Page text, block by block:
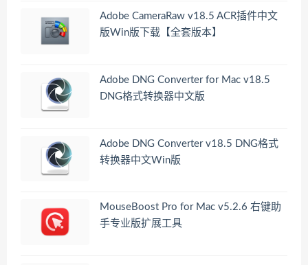
Adobe CameraRaw v18.5 ACR插件中文
版Win版下载【全套版本】
Adobe DNG Converter for Mac v18.5
DNG格式转换器中文版
Adobe DNG Converter v18.5 DNG格式
转换器中文Win版
MouseBoost Pro for Mac v5.2.6 右键助
手专业版扩展工具